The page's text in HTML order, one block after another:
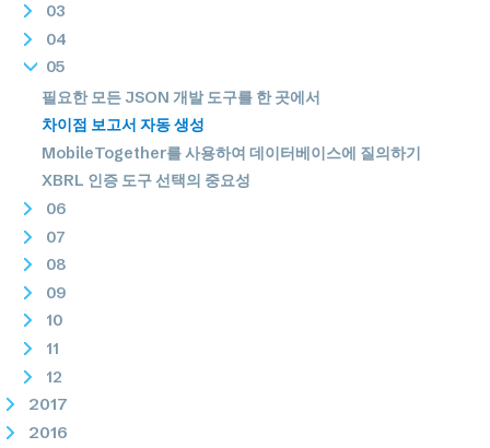
03
04
05
필요한 모든 JSON 개발 도구를 한 곳에서
차이점 보고서 자동 생성
MobileTogether를 사용하여 데이터베이스에 질의하기
XBRL 인증 도구 선택의 중요성
06
07
08
09
10
11
12
2017
2016